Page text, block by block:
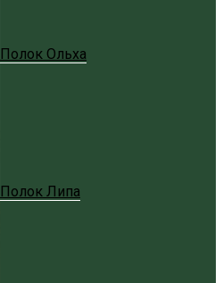
Полок Ольха
Полок Липа